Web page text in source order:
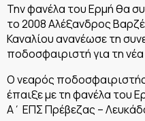
Την φανέλα του Ερμή θα
το 2008 Αλέξανδρος
Καναλίου ανανέωσε τη
ποδοσφαιριστή για τη νέα
Ο νεαρός
έπαιξε με τη φανέλα του
Α΄ ΕΠΣ Πρέβεζας –